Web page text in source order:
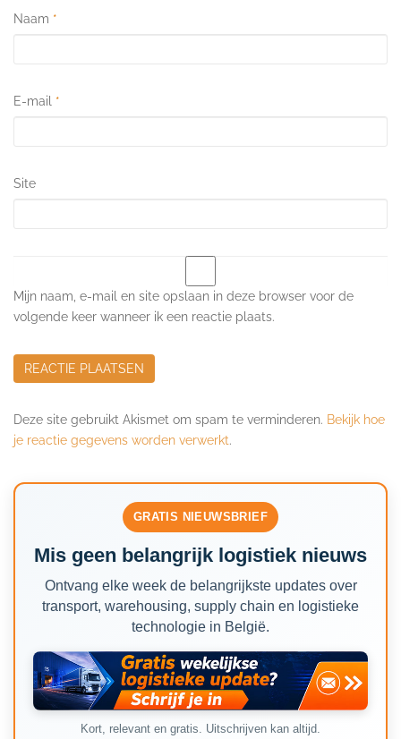
Naam *
E-mail *
Site
Mijn naam, e-mail en site opslaan in deze browser voor de
volgende keer wanneer ik een reactie plaats.
Deze site gebruikt Akismet om spam te verminderen. Bekijk hoe
je reactie gegevens worden verwerkt.
GRATIS NIEUWSBRIEF
Mis geen belangrijk logistiek nieuws
Ontvang elke week de belangrijkste updates over
transport, warehousing, supply chain en logistieke
technologie in België.
Kort, relevant en gratis. Uitschrijven kan altijd.